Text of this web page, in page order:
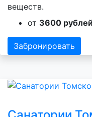
веществ.
от 3600 рублей
Забронировать